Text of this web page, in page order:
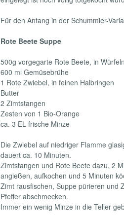
Für den Anfang in der Schummler-
Rote Beete Suppe
500g vorgegarte Rote Beete, in Würfeln
600 ml Gemüsebrühe
1 Rote Zwiebel, in feinen Halbringen
Butter
2 Zimtstangen
Zesten von 1 Bio-Orange
ca. 3 EL frische Minze
Die Zwiebel auf niedriger Flamme
dauert ca. 10 Minuten.
Zimtstangen und Rote Beete dazu, 2
angießen, aufkochen und 5 Minuten
Zimt rausfischen, Suppe pürieren und
Pfeffer abschmecken.
Immer ein wenig Minze in die Teller